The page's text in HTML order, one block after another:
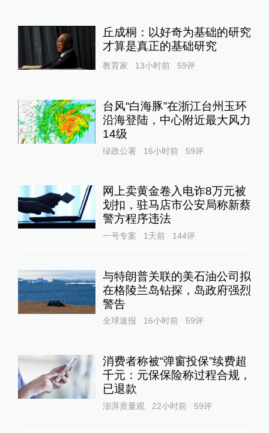
丘成桐：以好奇为基础的研究
才算是真正的基础研究
教育家 13小时前 59评
台风“白海豚”在浙江台州玉环
沿海登陆，中心附近最大风力
14级
绿政公署 16小时前 59评
网上卖黄金卷入电诈8万元被
划扣，驻马店市公安局称新蔡
警方程序违法
一号专案 1天前 144评
与特朗普关联的美石油公司拟
在格陵兰岛钻探，岛政府强烈
警告
全球速报 16小时前 59评
消费者称被“弹窗投保”续费超
千元：元保保险称过程合规，
已退款
澎湃质量观 22小时前 59评